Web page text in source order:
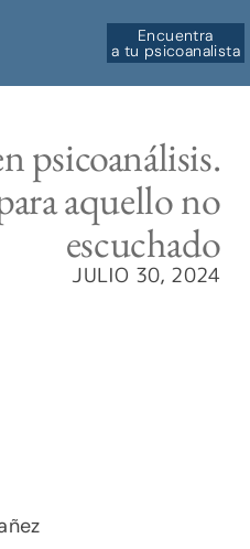
Encuentra
a tu psicoanalista
psicoanálisis.
aquello no
escuchado
JULIO 30, 2024